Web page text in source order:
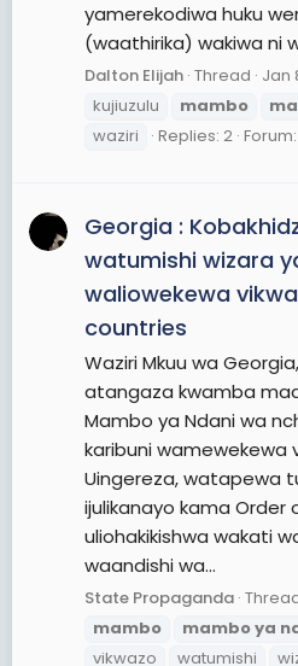
yamerekodiwa huku
(waathirika) wakiwa ni
Dalton Elijah Thread Jan
kujiuzulu
mambo
waziri
Replies: 2 Forum:
Georgia :
watumishi wizara
waliowekewa
countries
Waziri Mkuu wa
atangaza kwamba
Mambo ya Ndani wa
karibuni wamewekewa
Uingereza, watapewa
ijulikanayo kama Order
uliohakikishwa wakati
waandishi wa...
State Propaganda
mambo
mamboya
vikwazo
watumishi